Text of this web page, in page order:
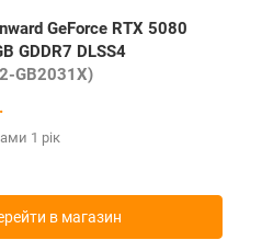
GeForce RTX 5080
GDDR7 DLSS4
GB2031X)
1 рік
в магазин